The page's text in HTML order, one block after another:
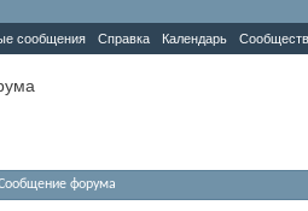
сообщения Справка Календарь
форума